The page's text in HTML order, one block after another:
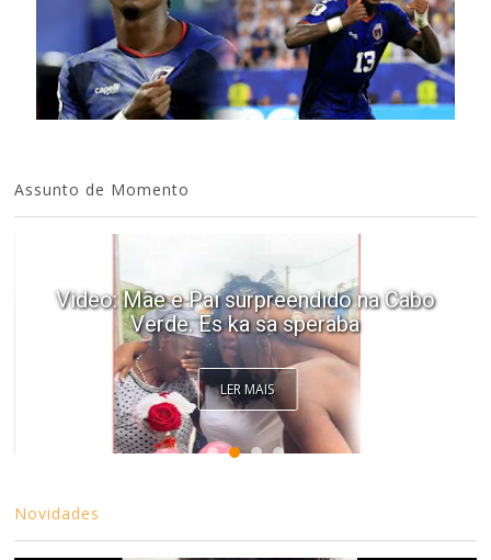
Assunto de Momento
Video: Mãe e Pai surpreendido na Cabo
Verde. Es ka sa speraba
LER MAIS
Novidades